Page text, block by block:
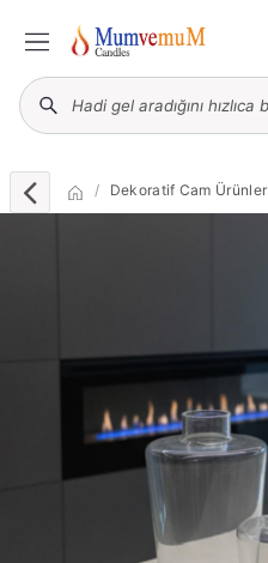
Dekoratif Cam Ürünler